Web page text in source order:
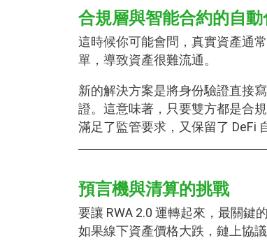
合規層與智能合約的自
這時候你可能會問，真實資產通
單，導致資產很難流通。
新的解決方案是將身份驗證直接
證。這意味著，只要雙方都是合
滿足了監管要求，又保留了 DeFi
預言機與清算的挑戰
要讓 RWA 2.0 運轉起來，最關
如果線下資產價格大跌，鏈上協